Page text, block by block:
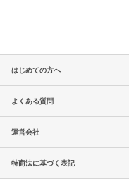
はじめての方へ
よくある質問
運営会社
特商法に基づく表記